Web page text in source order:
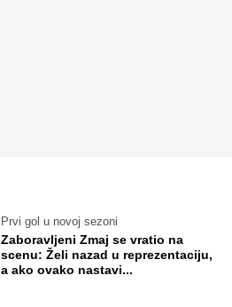
Prvi gol u novoj sezoni
Zaboravljeni Zmaj se vratio na
scenu: Želi nazad u reprezentaciju,
a ako ovako nastavi...